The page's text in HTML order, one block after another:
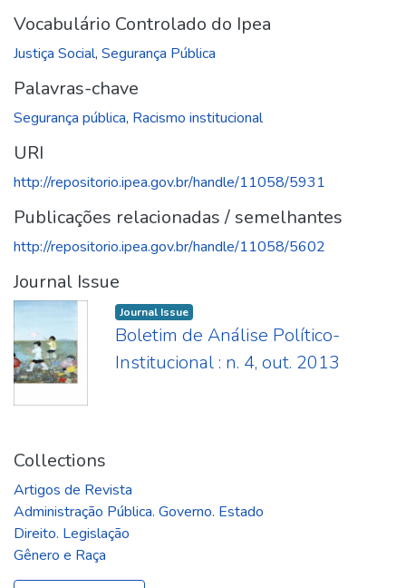
Vocabulário Controlado do Ipea
Justiça Social, Segurança Pública
Palavras-chave
Segurança pública, Racismo institucional
URI
http://repositorio.ipea.gov.br/handle/11058/5931
Publicações relacionadas / semelhantes
http://repositorio.ipea.gov.br/handle/11058/5602
Journal Issue
Journal Issue
Boletim de Análise Político-
Institucional : n. 4, out. 2013
Collections
Artigos de Revista
Administração Pública. Governo. Estado
Direito. Legislação
Gênero e Raça